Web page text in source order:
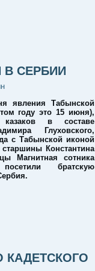
В СЕРБИИ
явления Табынской
году это 15 июня),
казаков в составе
Глуховского,
с Табынской иконой
Константина
Магнитная сотника
братскую
КАДЕТСКОГО